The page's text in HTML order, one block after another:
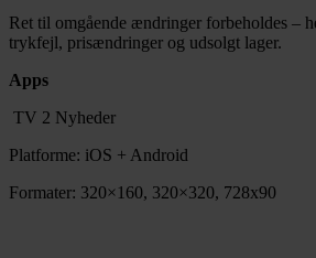
Ret til omgående ændringer forbeholdes –
trykfejl, prisændringer og udsolgt lager.
Apps
TV 2 Nyheder
Platforme: iOS + Android
Formater: 320×160, 320×320, 728x90